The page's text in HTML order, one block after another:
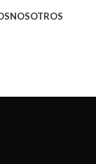
NOSOTROS